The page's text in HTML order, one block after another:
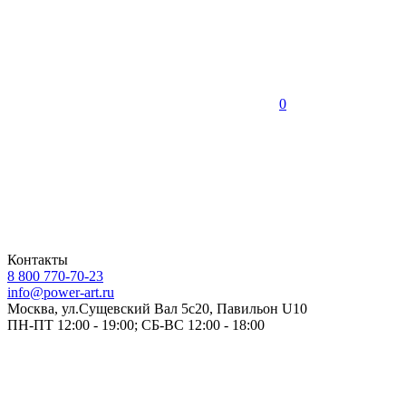
0
Контакты
8 800 770-70-23
info@power-art.ru
Москва, ул.Сущевский Вал 5с20, Павильон U10
ПН-ПТ 12:00 - 19:00; СБ-ВС 12:00 - 18:00